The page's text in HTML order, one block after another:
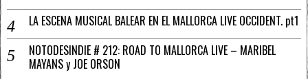
LA ESCENA MUSICAL BALEAR EN EL MALLORCA LIVE OCCIDENT. pt1
NOTODESINDIE # 212: ROAD TO MALLORCA LIVE – MARIBEL
MAYANS y JOE ORSON